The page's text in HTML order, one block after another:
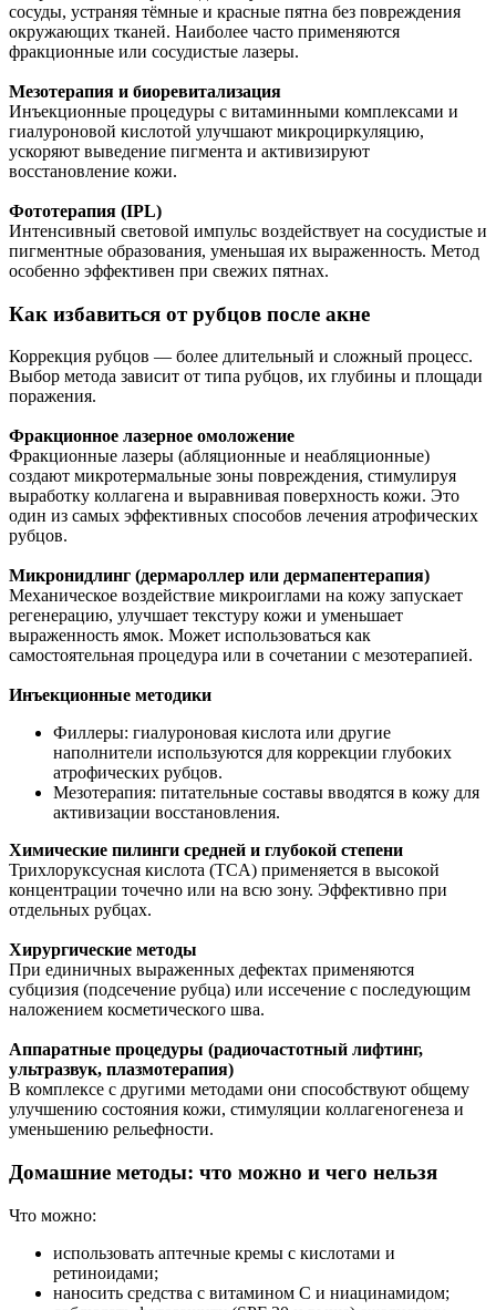
сосуды, устраняя тёмные и красные пятна без повреждения
окружающих тканей. Наиболее часто применяются
фракционные или сосудистые лазеры.
Мезотерапия и биоревитализация
Инъекционные процедуры с витаминными комплексами и
гиалуроновой кислотой улучшают микроциркуляцию,
ускоряют выведение пигмента и активизируют
восстановление кожи.
Фототерапия (IPL)
Интенсивный световой импульс воздействует на сосудистые и
пигментные образования, уменьшая их выраженность. Метод
особенно эффективен при свежих пятнах.
Как избавиться от рубцов после акне
Коррекция рубцов — более длительный и сложный процесс.
Выбор метода зависит от типа рубцов, их глубины и площади
поражения.
Фракционное лазерное омоложение
Фракционные лазеры (абляционные и неабляционные)
создают микротермальные зоны повреждения, стимулируя
выработку коллагена и выравнивая поверхность кожи. Это
один из самых эффективных способов лечения атрофических
рубцов.
Микронидлинг (дермароллер или дермапентерапия)
Механическое воздействие микроиглами на кожу запускает
регенерацию, улучшает текстуру кожи и уменьшает
выраженность ямок. Может использоваться как
самостоятельная процедура или в сочетании с мезотерапией.
Инъекционные методики
Филлеры: гиалуроновая кислота или другие
наполнители используются для коррекции глубоких
атрофических рубцов.
Мезотерапия: питательные составы вводятся в кожу для
активизации восстановления.
Химические пилинги средней и глубокой степени
Трихлоруксусная кислота (TCA) применяется в высокой
концентрации точечно или на всю зону. Эффективно при
отдельных рубцах.
Хирургические методы
При единичных выраженных дефектах применяются
субцизия (подсечение рубца) или иссечение с последующим
наложением косметического шва.
Аппаратные процедуры (радиочастотный лифтинг,
ультразвук, плазмотерапия)
В комплексе с другими методами они способствуют общему
улучшению состояния кожи, стимуляции коллагеногенеза и
уменьшению рельефности.
Домашние методы: что можно и чего нельзя
Что можно:
использовать аптечные кремы с кислотами и
ретиноидами;
наносить средства с витамином C и ниацинамидом;